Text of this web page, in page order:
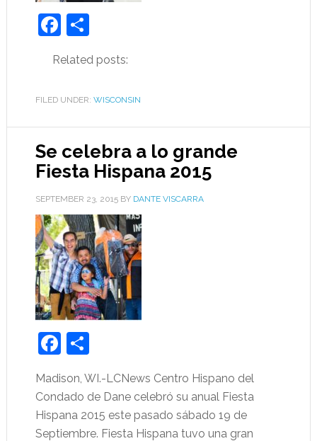
Facebook
Share
Related posts:
FILED UNDER: WISCONSIN
Se celebra a lo grande
Fiesta Hispana 2015
SEPTEMBER 23, 2015BY DANTE VISCARRA
Facebook
Share
Madison, WI.-LCNews Centro Hispano del
Condado de Dane celebró su anual Fiesta
Hispana 2015 este pasado sábado 19 de
Septiembre. Fiesta Hispana tuvo una gran